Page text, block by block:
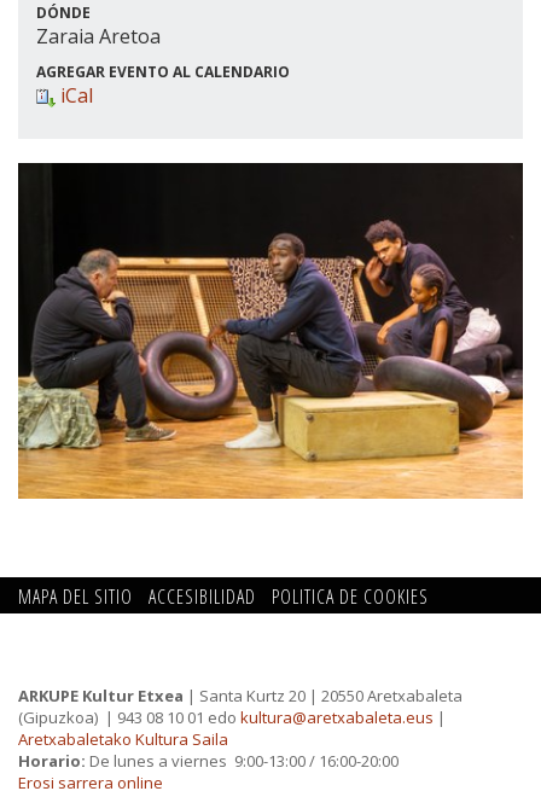
DÓNDE
Zaraia Aretoa
AGREGAR EVENTO AL CALENDARIO
iCal
MAPA DEL SITIO ACCESIBILIDAD
POLITICA DE COOKIES
ARKUPE Kultur Etxea | Santa Kurtz 20 | 20550 Aretxabaleta
(Gipuzkoa) | 943 08 10 01 edo kultura@aretxabaleta.eus |
Aretxabaletako Kultura Saila
Horario: De lunes a viernes 9:00-13:00 / 16:00-20:00
Erosi sarrera online